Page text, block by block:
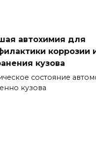
автохимия для
коррозии
кузова
состояние
кузова